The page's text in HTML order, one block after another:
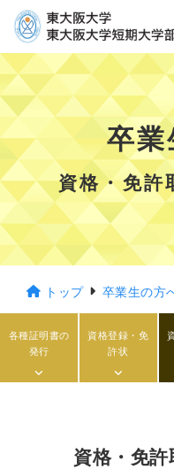
卒
資格・免許
トップ 卒業生の方
各種証明書の
発行
資格登録・免
許状
資格・免